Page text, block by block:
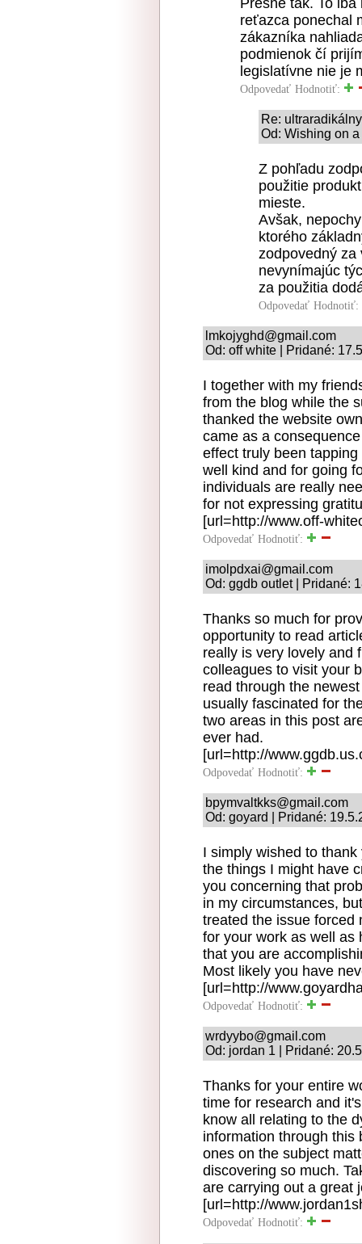
reťazca ponechal
zákazníka
podmienok čí
legislatívne nie je
Odpovedať Hodnotiť:
Re:
Od: Wishing on
Z pohľadu
použitie
mieste.
Avšak,
ktorého
zodpovedný za
nevynímajúc
za použitia
Odpovedať Hodnotiť:
lmkojyghd@gmail.com
Od: off white | Pridané:
I together with my
from the blog while the
thanked the website
came as a
effect truly been
well kind and for going
individuals are really
for not expressing
[url=http://www.off-
Odpovedať Hodnotiť:
imolpdxai@gmail.com
Od: ggdb outlet | Pridané:
Thanks so much for
opportunity to read
really is very lovely and
colleagues to visit your
read through the
usually fascinated for
two areas in this post
ever had.
[url=http://
Odpovedať Hodnotiť:
bpymvaltkks@gmail.com
Od: goyard | Pridané:
I simply wished to
the things I might have
you concerning that
in my circumstances,
treated the issue forced
for your work as well as
that you are
Most likely you have
[url=http://
Odpovedať Hodnotiť:
wrdyybo@gmail.com
Od: jordan 1 | Pridané:
Thanks for your entire
time for research and
know all relating to the
information through this
ones on the subject
discovering so much.
are carrying out a great
[url=http://
Odpovedať Hodnotiť: